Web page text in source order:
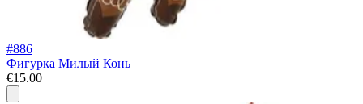
#886
Фигурка Милый Конь
€15.00